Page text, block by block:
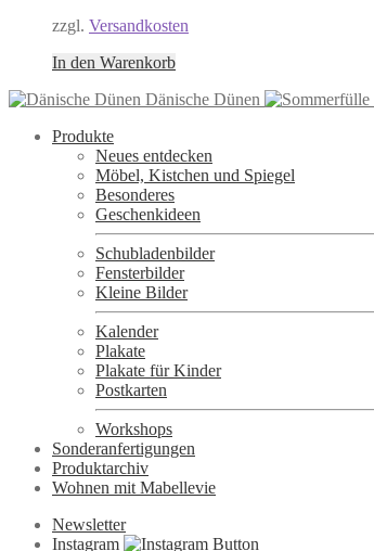
zzgl. Versandkosten
In den Warenkorb
Dänische Dünen
Produkte
Neues entdecken
Möbel, Kistchen und Spiegel
Besonderes
Geschenkideen
Schubladenbilder
Fensterbilder
Kleine Bilder
Kalender
Plakate
Plakate für Kinder
Postkarten
Workshops
Sonderanfertigungen
Produktarchiv
Wohnen mit Mabellevie
Newsletter
Instagram